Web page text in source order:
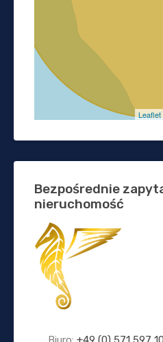
Leaflet
Bezpośrednie
nieruchomość